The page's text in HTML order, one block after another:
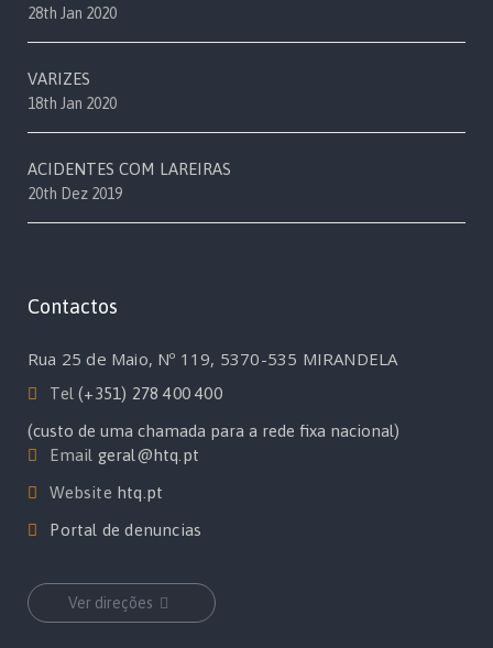
28th Jan 2020
VARIZES
18th Jan 2020
ACIDENTES COM LAREIRAS
20th Dez 2019
Contactos
Rua 25 de Maio, Nº 119, 5370-535 MIRANDELA
Tel(+351) 278 400 400
(custo de uma chamada para a rede fixa nacional)
Email geral@htq.pt
Website htq.pt
Portal de denuncias
Ver direções